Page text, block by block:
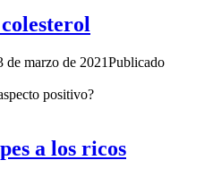
de marzo de 2021Publicado
positivo?
a los ricos